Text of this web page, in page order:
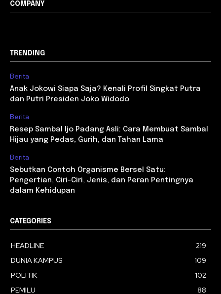
COMPANY
TRENDING
Berita
Anak Jokowi Siapa Saja? Kenali Profil Singkat Putra
dan Putri Presiden Joko Widodo
Berita
Resep Sambal Ijo Padang Asli: Cara Membuat Sambal
Hijau yang Pedas, Gurih, dan Tahan Lama
Berita
Sebutkan Contoh Organisme Bersel Satu:
Pengertian, Ciri-Ciri, Jenis, dan Peran Pentingnya
dalam Kehidupan
CATEGORIES
HEADLINE
219
DUNIA KAMPUS
109
POLITIK
102
PEMILU
88